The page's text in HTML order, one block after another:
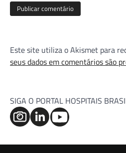
Este site utiliza o Akismet para
seus dados em comentários são
SIGA O PORTAL HOSPITAIS